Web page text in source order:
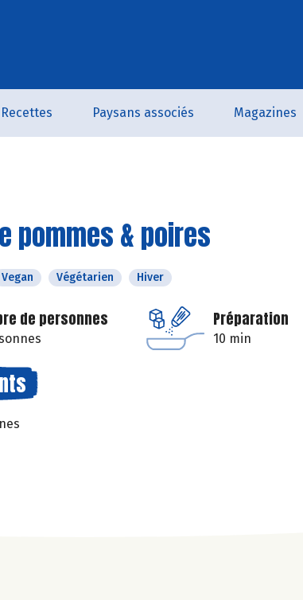
Recettes Paysans associés Magazines
pommes & poires
Vegan Végétarien Hiver
de personnes Préparation
10 min